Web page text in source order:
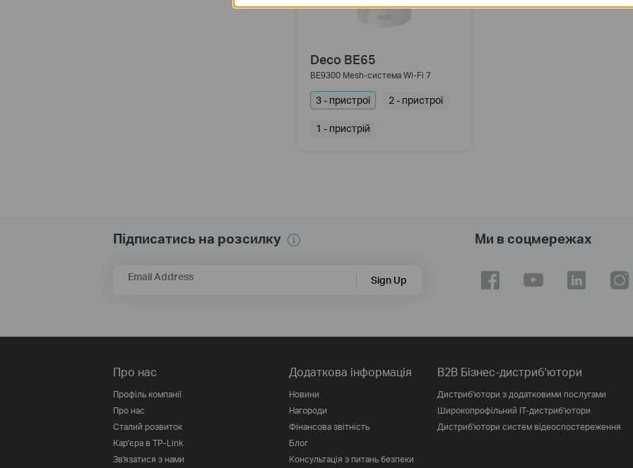
Deco BE65
BE9300 Mesh-система Wi-Fi 7
3 - пристрої 2 - пристрої
1 - пристрій
Підписатись на розсилку
Email Address Sign Up
Ми в соцмережах
Про нас
Профіль компанії
Про нас
Сталий розвиток
Кар'єра в TP-Link
Зв'язатися з нами
Додаткова інформація
Новини
Нагороди
Фінансова звітність
Блог
Консультація з питань безпеки
B2B Бізнес-дистриб'ютори
Дистриб'ютори з додатковими послугами
Широкопрофільний IT-дистриб'ютори
Дистриб'ютори систем відеоспостереження